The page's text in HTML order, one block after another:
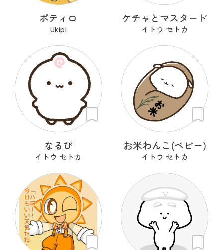
ポティロ
Ukipi
ケチャとマスタード
イトウ セトカ
なるぴ
イトウ セトカ
お米わんこ(ベビー)
イトウ セトカ